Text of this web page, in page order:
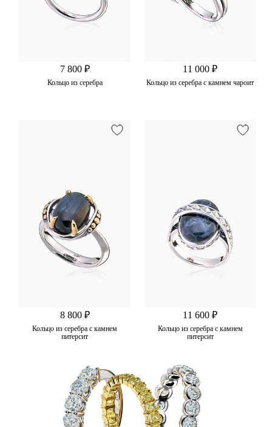
7 800 ₽
Кольцо из серебра
11 000 ₽
Кольцо из серебра с камнем чароит
8 800 ₽
Кольцо из серебра с камнем
питерсит
11 600 ₽
Кольцо из серебра с камнем
питерсит